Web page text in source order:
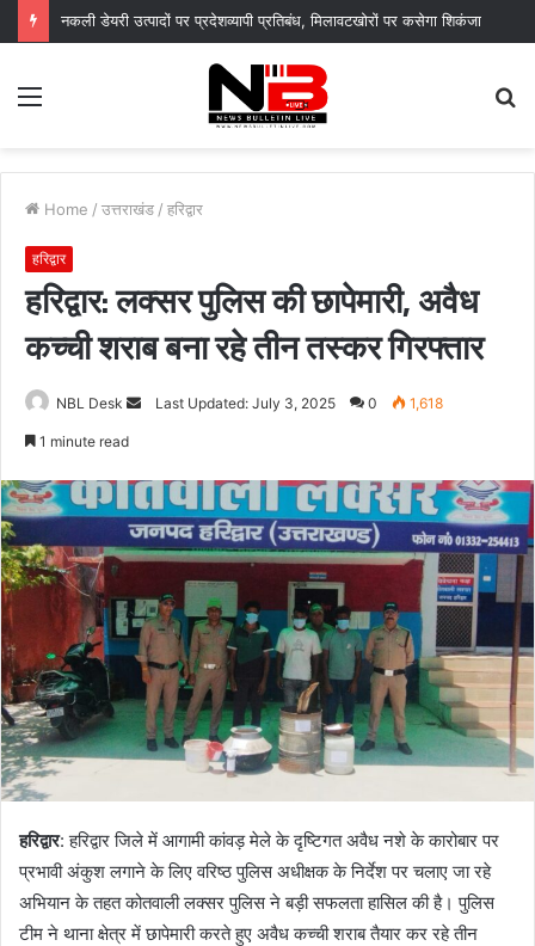
नकली डेयरी उत्पादों पर प्रदेशव्यापी प्रतिबंध, मिलावटखोरों पर कसेगा शिकंजा
Menu
Home / उत्तराखंड / हरिद्वार
हरिद्वार
हरिद्वार: लक्सर पुलिस की छापेमारी, अवैध
कच्ची शराब बना रहे तीन तस्कर गिरफ्तार
NBL Desk
SendLast Updated: July 3, 2025 0 1,618
1 minute read
हरिद्वार: हरिद्वार जिले में आगामी कांवड़ मेले के दृष्टिगत अवैध नशे के कारोबार पर
प्रभावी अंकुश लगाने के लिए वरिष्ठ पुलिस अधीक्षक के निर्देश पर चलाए जा रहे
अभियान के तहत कोतवाली लक्सर पुलिस ने बड़ी सफलता हासिल की है। पुलिस
टीम ने थाना क्षेत्र में छापेमारी करते हुए अवैध कच्ची शराब तैयार कर रहे तीन